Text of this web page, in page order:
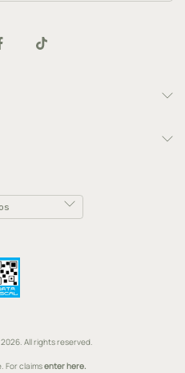
All rights reserved.
For claimsenter here.